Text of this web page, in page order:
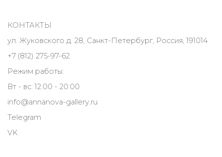
КОНТАКТЫ
ул. Жуковского д. 28, Санкт-Петербург, Россия, 191014
+7 (812) 275-97-62
Режим работы:
Вт - вс: 12:00 - 20:00
info@annanova-gallery.ru
Telegram
VK